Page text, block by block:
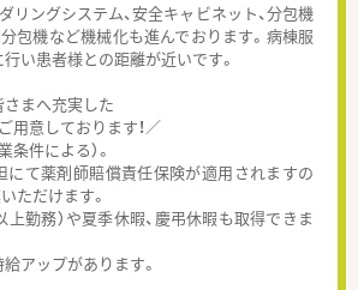
リングシステム、安全キャビネット、分包機
分包機など機械化も進んでおります。病棟服
い患者様との距離が近いです。
まへ充実した
用意しております！／
件による）。
て薬剤師賠償責任保険が適用されますの
ただけます。
勤務）や夏季休暇、慶弔休暇も取得できま
アップがあります。